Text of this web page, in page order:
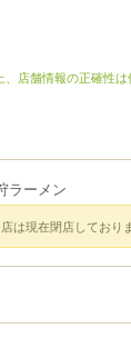
店舗情報の正確性
ラーメン
は現在閉店しており